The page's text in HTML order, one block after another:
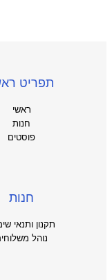
תפריט
ראשי
חנות
פוסטים
חנות
תקנון ותנאי
נוהל